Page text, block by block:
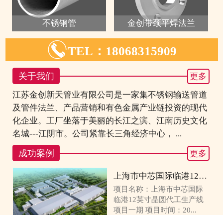
不锈钢管 金创带颈平焊法兰
TEL：18068315909
关于我们
更多
江苏金创新天管业有限公司是一家集不锈钢输送管道
及管件法兰、产品营销和有色金属产业链投资的现代
化企业。工厂坐落于美丽的长江之滨、江南历史文化
名城---江阴市。公司紧靠长三角经济中心， ...
成功案例 更多
上海市中芯国际临港12英寸
项目名称：上海市中芯国际
临港12英寸晶圆代工生产线
项目一期 项目时间：20...